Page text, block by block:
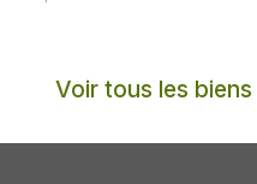
Voir tous les